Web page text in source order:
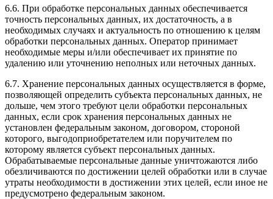
6.6. При обработке персональных данных обеспечивается
точность персональных данных, их достаточность, а в
необходимых случаях и актуальность по отношению к целям
обработки персональных данных. Оператор принимает
необходимые меры и/или обеспечивает их принятие по
удалению или уточнению неполных или неточных данных.
6.7. Хранение персональных данных осуществляется в форме,
позволяющей определить субъекта персональных данных, не
дольше, чем этого требуют цели обработки персональных
данных, если срок хранения персональных данных не
установлен федеральным законом, договором, стороной
которого, выгодоприобретателем или поручителем по
которому является субъект персональных данных.
Обрабатываемые персональные данные уничтожаются либо
обезличиваются по достижении целей обработки или в случае
утраты необходимости в достижении этих целей, если иное не
предусмотрено федеральным законом.